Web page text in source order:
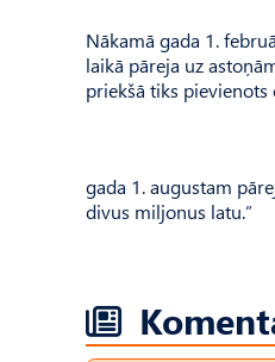
Nākamā gada 1.
laikā pāreja uz
priekšā tiks pievienots
gada 1. augustam
divus miljonus latu.”